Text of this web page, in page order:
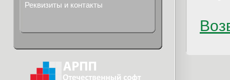
Реквизиты и контакты